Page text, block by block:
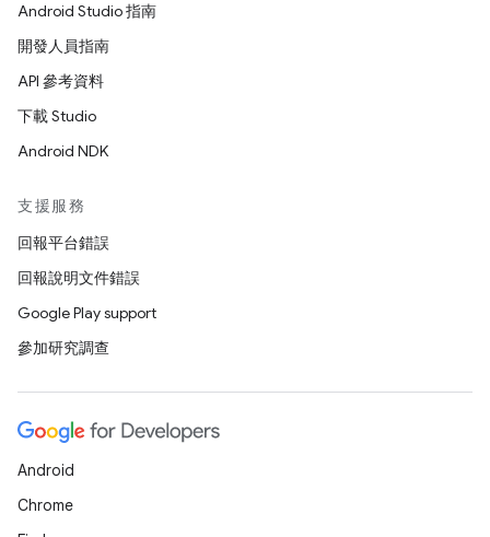
Android Studio 指南
開發人員指南
API 參考資料
下載 Studio
Android NDK
支援服務
回報平台錯誤
回報說明文件錯誤
Google Play support
參加研究調查
Android
Chrome